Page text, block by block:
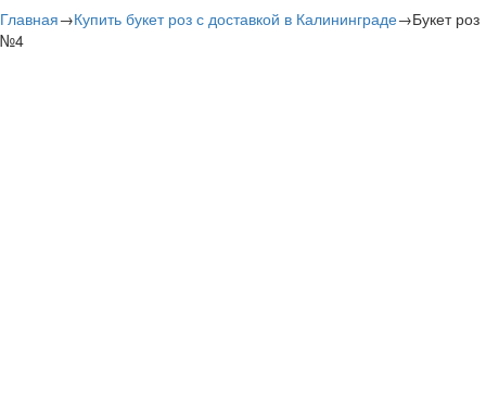
Главная→Купить букет роз с доставкой в Калининграде→Букет роз
№4